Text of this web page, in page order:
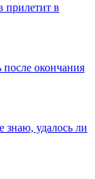
прилетит в
окончания
знаю, удалось ли